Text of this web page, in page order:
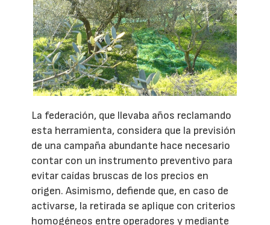
La federación, que llevaba años reclamando
esta herramienta, considera que la previsión
de una campaña abundante hace necesario
contar con un instrumento preventivo para
evitar caídas bruscas de los precios en
origen. Asimismo, defiende que, en caso de
activarse, la retirada se aplique con criterios
homogéneos entre operadores y mediante